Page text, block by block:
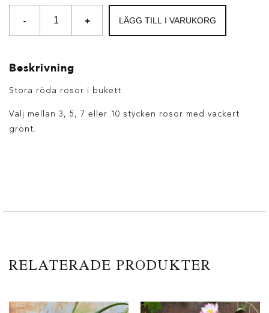
- + LÄGG TILL I VARUKORG
Beskrivning
Stora röda rosor i bukett
Välj mellan 3, 5, 7 eller 10 stycken rosor med vackert
grönt.
RELATERADE PRODUKTER